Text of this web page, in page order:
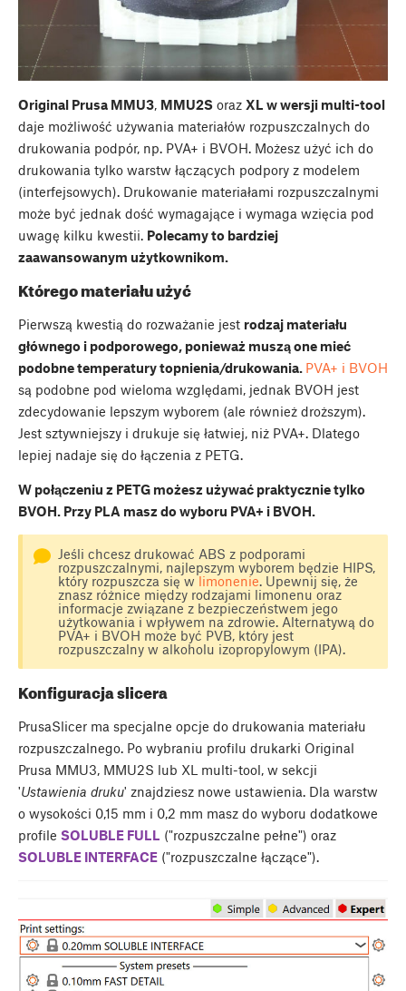
Original Prusa MMU3, MMU2S oraz XL w wersji multi-tool
daje możliwość używania materiałów rozpuszczalnych do
drukowania podpór, np. PVA+ i BVOH. Możesz użyć ich do
drukowania tylko warstw łączących podpory z modelem
(interfejsowych). Drukowanie materiałami rozpuszczalnymi
może być jednak dość wymagające i wymaga wzięcia pod
uwagę kilku kwestii. Polecamy to bardziej
zaawansowanym użytkownikom.
Którego materiału użyć
Pierwszą kwestią do rozważanie jest rodzaj materiału
głównego i podporowego, ponieważ muszą one mieć
podobne temperatury topnienia/drukowania. PVA+ i BVOH
są podobne pod wieloma względami, jednak BVOH jest
zdecydowanie lepszym wyborem (ale również droższym).
Jest sztywniejszy i drukuje się łatwiej, niż PVA+. Dlatego
lepiej nadaje się do łączenia z PETG.
W połączeniu z PETG możesz używać praktycznie tylko
BVOH. Przy PLA masz do wyboru PVA+ i BVOH.
Jeśli chcesz drukować ABS z podporami
rozpuszczalnymi, najlepszym wyborem będzie HIPS,
który rozpuszcza się w limonenie. Upewnij się, że
znasz różnice między rodzajami limonenu oraz
informacje związane z bezpieczeństwem jego
użytkowania i wpływem na zdrowie. Alternatywą do
PVA+ i BVOH może być PVB, który jest
rozpuszczalny w alkoholu izopropylowym (IPA).
Konfiguracja slicera
PrusaSlicer ma specjalne opcje do drukowania materiału
rozpuszczalnego. Po wybraniu profilu drukarki Original
Prusa MMU3, MMU2S lub XL multi-tool, w sekcji
'Ustawienia druku' znajdziesz nowe ustawienia. Dla warstw
o wysokości 0,15 mm i 0,2 mm masz do wyboru dodatkowe
profile SOLUBLE FULL ("rozpuszczalne pełne") oraz
SOLUBLE INTERFACE ("rozpuszczalne łączące").